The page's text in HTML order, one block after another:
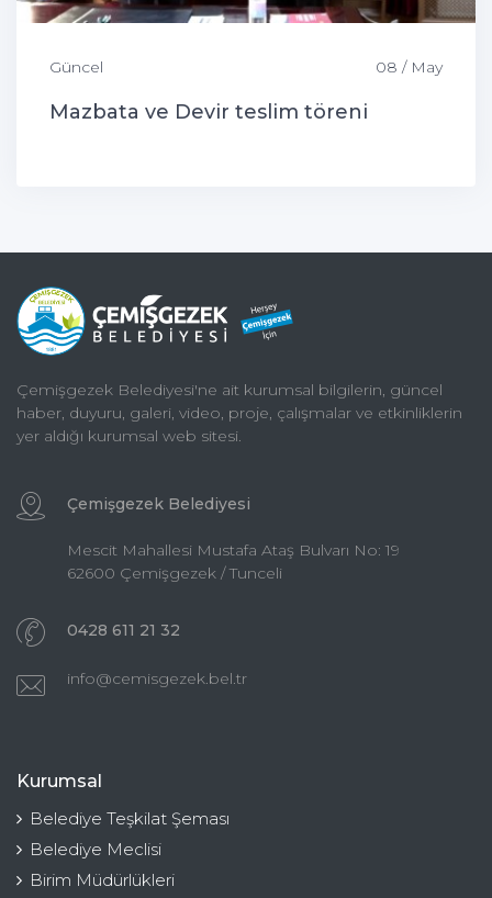
Güncel 08 / May
Mazbata ve Devir teslim töreni
Çemişgezek Belediyesi'ne ait kurumsal bilgilerin, güncel
haber, duyuru, galeri, video, proje, çalışmalar ve etkinliklerin
yer aldığı kurumsal web sitesi.
Çemişgezek Belediyesi
Mescit Mahallesi Mustafa Ataş Bulvarı No: 19
62600 Çemişgezek / Tunceli
0428 611 21 32
info@cemisgezek.bel.tr
Kurumsal
Belediye Teşkilat Şeması
Belediye Meclisi
Birim Müdürlükleri